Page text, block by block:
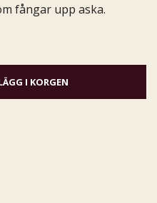
fångar upp aska.
I KORGEN